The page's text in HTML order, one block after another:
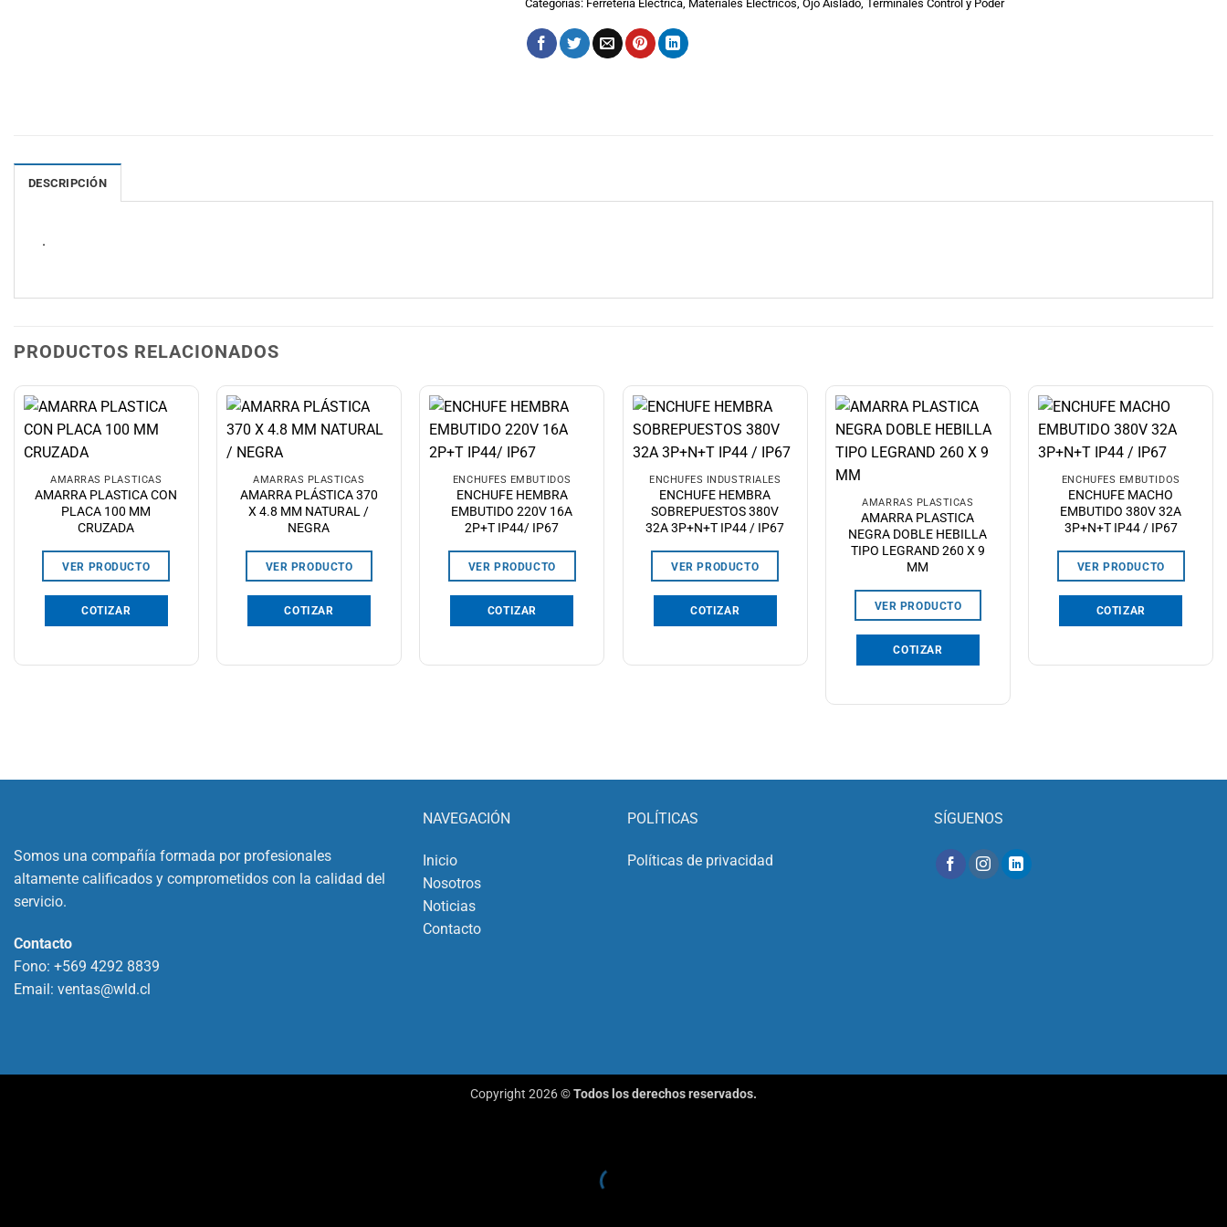
Categorías: Ferretería Eléctrica Materiales Eléctricos Ojo Aislado Terminales Control y Poder
DESCRIPCIÓN
.
PRODUCTOS RELACIONADOS
AMARRAS PLÁSTICAS
AMARRA PLASTICA CON
PLACA 100 MM
CRUZADA
VER PRODUCTO
COTIZAR
AMARRAS PLÁSTICAS
AMARRA PLÁSTICA 370
X 4.8 MM NATURAL /
NEGRA
VER PRODUCTO
COTIZAR
ENCHUFES EMBUTIDOS
ENCHUFE HEMBRA
EMBUTIDO 220V 16A
2P+T IP44/ IP67
VER PRODUCTO
COTIZAR
ENCHUFES INDUSTRIALES
ENCHUFE HEMBRA
SOBREPUESTOS 380V
32A 3P+N+T IP44 / IP67
VER PRODUCTO
COTIZAR
AMARRAS PLÁSTICAS
AMARRA PLASTICA
NEGRA DOBLE HEBILLA
TIPO LEGRAND 260 X 9
MM
VER PRODUCTO
COTIZAR
ENCHUFES EMBUTIDOS
ENCHUFE MACHO
EMBUTIDO 380V 32A
3P+N+T IP44 / IP67
VER PRODUCTO
COTIZAR
Somos una compañía formada por profesionales
altamente calificados y comprometidos con la calidad del
servicio.
Contacto
Fono: +569 4292 8839
Email: ventas@wld.cl
NAVEGACIÓN
Inicio
Nosotros
Noticias
Contacto
POLÍTICAS
Políticas de privacidad
SÍGUENOS
Copyright 2026 ©Todos los derechos reservados.